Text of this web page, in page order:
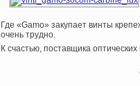
Где «Gamo» закупает винты
очень трудно.
К счастью, поставщика